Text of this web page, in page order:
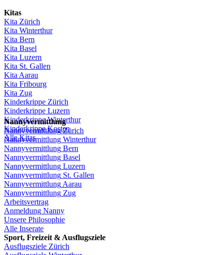
Kitas
Kita Zürich
Kita Winterthur
Kita Bern
Kita Basel
Kita Luzern
Kita St. Gallen
KitaAarau
Kita Fribourg
Kita Zug
Kinderkrippe Zürich
Kinderkrippe Luzern
KinderkrippeWinterthur
Kinderkrippe Kosten
Alle Kitas
Nannyvermittlung
Nannyvermittlung Zürich
Nannyvermittlung Winterthur
Nannyvermittlung Bern
Nannyvermittlung Basel
Nannyvermittlung Luzern
Nannyvermittlung St. Gallen
NannyvermittlungAarau
Nannyvermittlung Zug
Arbeitsvertrag
Anmeldung Nanny
Unsere Philosophie
Alle Inserate
Sport, Freizeit&Ausflugsziele
Ausflugsziele Zürich